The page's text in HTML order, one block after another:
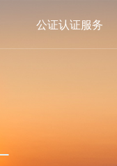
公证认证服务